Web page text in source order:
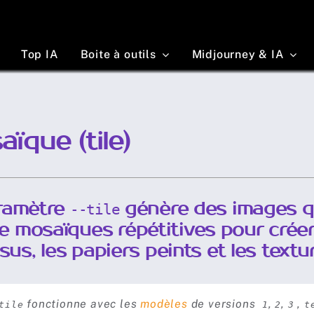
Top IA Boite à outils Midjourney & IA
(tile)
--tilegénère des images
mosaïques répétitives pour
les papiers peints et les
fonctionne avec lesmodèles de versions 1 ,2, 3 ,